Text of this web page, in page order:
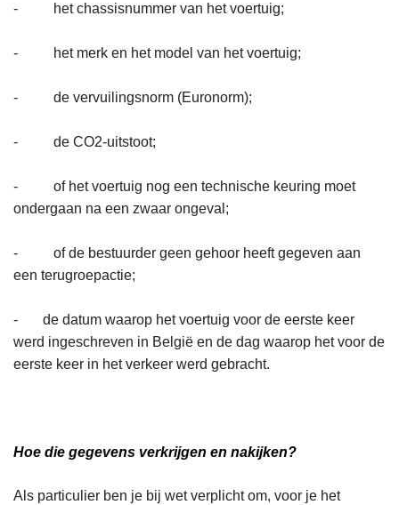
- het chassisnummer van het voertuig;
- het merk en het model van het voertuig;
- de vervuilingsnorm (Euronorm);
- de CO2-uitstoot;
- of het voertuig nog een technische keuring moet
ondergaan na een zwaar ongeval;
- of de bestuurder geen gehoor heeft gegeven aan
een terugroepactie;
- de datum waarop het voertuig voor de eerste keer
werd ingeschreven in België en de dag waarop het voor de
eerste keer in het verkeer werd gebracht.
Hoe die gegevens verkrijgen en nakijken?
Als particulier ben je bij wet verplicht om, voor je het